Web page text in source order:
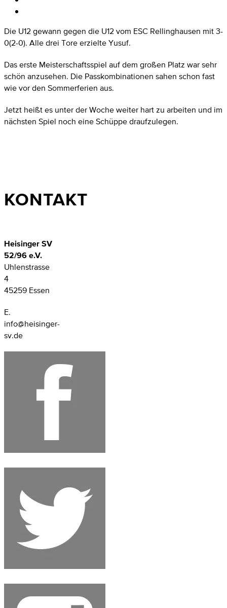
Die U12 gewann gegen die U12 vom ESC Rellinghausen mit 3-
0(2-0). Alle drei Tore erzielte Yusuf.
Das erste Meisterschaftsspiel auf dem großen Platz war sehr
schön anzusehen. Die Passkombinationen sahen schon fast
wie vor den Sommerferien aus.
Jetzt heißt es unter der Woche weiter hart zu arbeiten und im
nächsten Spiel noch eine Schüppe draufzulegen.
KONTAKT
Heisinger SV
52/96 e.V.
Uhlenstrasse
4
45259 Essen
E.
info@heisinger-
sv.de